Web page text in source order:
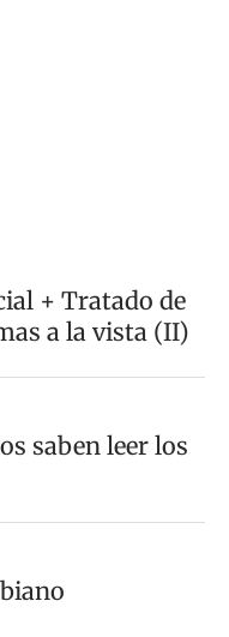
+ Tratado de
a la vista (II)
saben leer los